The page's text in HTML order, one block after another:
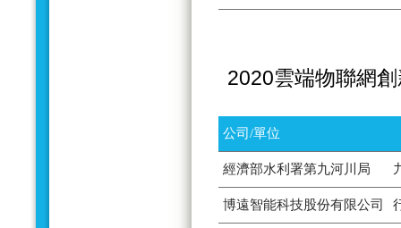
2020雲端物聯網
公司/單位
經濟部水利署第九河川局
博遠智能科技股份有限公司